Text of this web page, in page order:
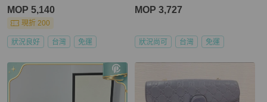
MOP 5,140
現折 200
狀況良好 台灣 免運
MOP 3,727
狀況尚可 台灣 免運